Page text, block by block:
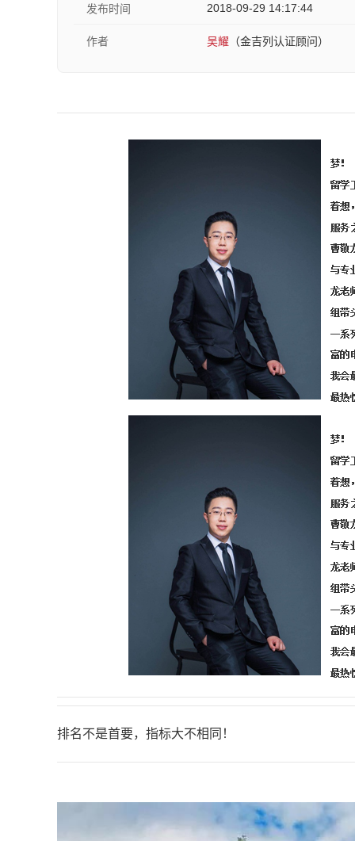
发布时间 2018-09-29 14:17:44
作者 吴耀 （金吉列认证顾问）
排名不是首要，指标大不相同！